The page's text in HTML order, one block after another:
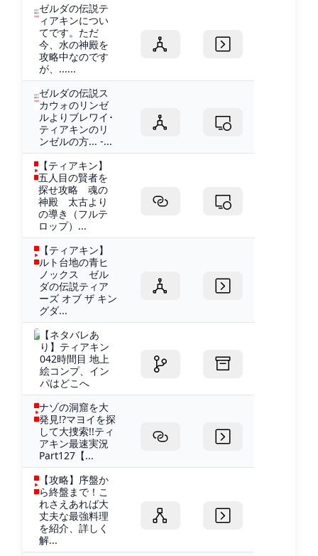
ゼルダの伝説テ
ィアキンについ
てです。ただ
今、水の神殿を
攻略中なのです
が、......
ゼルダの伝説ス
カウォのリンゼ
ルよりブレワイ･
ティアキンのリ
ンゼルの方... -...
【ティアキン】
五人目の賢者を
探せ攻略 魂の
神殿 太古より
の導き（フルテ
ロップ）...
【ティアキン】
ルト台地の青ヒ
ノックス ゼル
ダの伝説ティア
ーズ オブ ザ キン
グダ...
【ネタバレあ
り】ティアキン
042時間目 地上
絵コンプ、イン
パはどこへ
ナゾの洞窟を大
発見!?マヨイを探
して大捜索!!ティ
アキン最速実況
Part127【...
【攻略】序盤か
ら終盤まで！こ
れさえあれば大
丈夫な最強料理
を紹介、詳しく
解...